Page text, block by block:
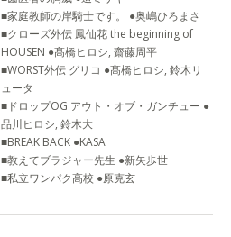
■家庭教師の岸騎士です。 ●奥嶋ひろまさ
■クローズ外伝 鳳仙花 the beginning of
HOUSEN ●髙橋ヒロシ, 齋藤周平
■WORST外伝 グリコ ●髙橋ヒロシ, 鈴木リ
ュータ
■ドロップOG アウト・オブ・ガンチュー ●
品川ヒロシ, 鈴木大
■BREAK BACK ●KASA
■教えてブラジャー先生 ●新矢歩世
■私立ワンパク高校 ●原克玄